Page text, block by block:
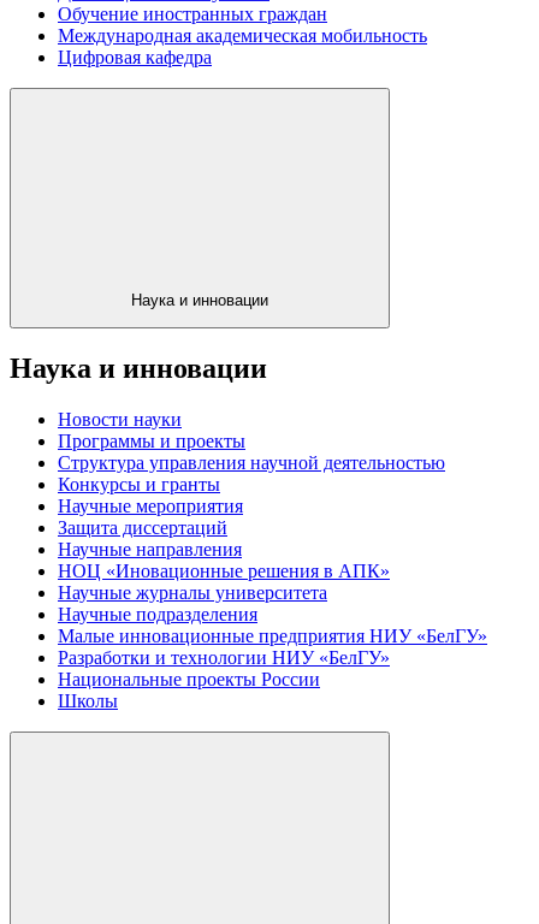
Обучение иностранных граждан
Международная академическая мобильность
Цифровая кафедра
Наука и инновации
Наука и инновации
Новости науки
Программы и проекты
Структура управления научной деятельностью
Конкурсы и гранты
Научные мероприятия
Защита диссертаций
Научные направления
НОЦ «Иновационные решения в АПК»
Научные журналы университета
Научные подразделения
Малые инновационные предприятия НИУ «БелГУ»
Разработки и технологии НИУ «БелГУ»
Национальные проекты России
Школы